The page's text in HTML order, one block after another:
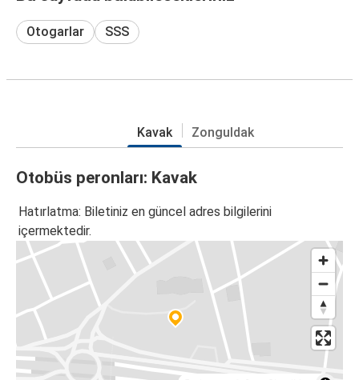
Otogarlar SSS
Kavak Zonguldak
Otobüs peronları: Kavak
Hatırlatma: Biletiniz en güncel adres bilgilerini
içermektedir.